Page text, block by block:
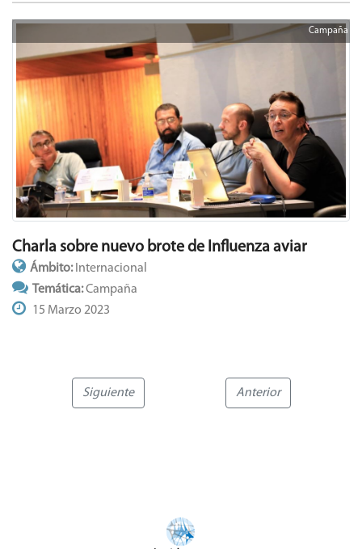
Campaña
Charla sobre nuevo brote de Influenza aviar
Ámbito: Internacional
Temática:Campaña
15 Marzo 2023
Siguiente Anterior